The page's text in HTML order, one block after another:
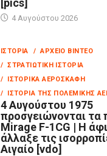
[pics]
4 Αυγούστου 2026
ΙΣΤΟΡΊΑ
/ ΑΡΧΕΊΟ ΒΊΝΤΕΟ
/ ΣΤΡΑΤΙΩΤΙΚΉ ΙΣΤΟΡΊΑ
/ ΙΣΤΟΡΙΚΆ ΑΕΡΟΣΚΆΦΗ
/ ΙΣΤΟΡΊΑ ΤΗΣ ΠΟΛΕΜΙΚΉΣ
4 Αυγούστου 1975
προσγειώνονται τα
Mirage F-1CG | Η
άλλαξε τις
Αιγαίο [vdo]